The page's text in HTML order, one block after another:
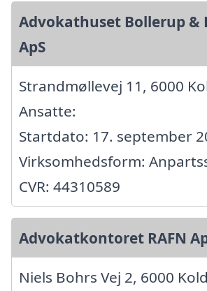
Advokathuset Bollerup &
ApS
Strandmøllevej 11, 6000
Ansatte:
Startdato: 17. september
Virksomhedsform:
CVR: 44310589
Advokatkontoret RAFN
Niels Bohrs Vej 2, 6000